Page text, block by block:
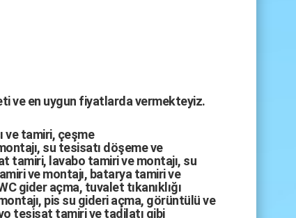
ve en uygun fiyatlarda vermekteyiz.
ve tamiri, çeşme
, su tesisatı döşemeve
tamiri, lavabo tamirivemontajı, su
vemontajı, batarya tamirive
gider açma, tuvalet tıkanıklığı
pis su gideri açma, görüntülü ve
tesisat tamirivetadilatı gibi